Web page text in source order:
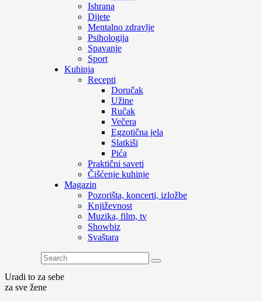
Ishrana
Dijete
Mentalno zdravlje
Psihologija
Spavanje
Sport
Kuhinja
Recepti
Doručak
Užine
Ručak
Večera
Egzotična jela
Slatkiši
Pića
Praktični saveti
Čišćenje kuhinje
Magazin
Pozorišta, koncerti, izložbe
Književnost
Muzika, film, tv
Showbiz
Svaštara
Uradi to za sebe
za sve žene